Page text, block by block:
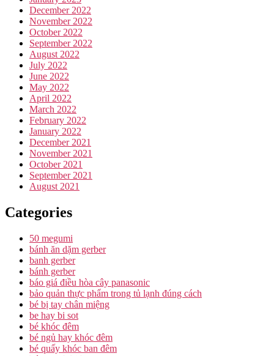
December 2022
November 2022
October 2022
September 2022
August 2022
July 2022
June 2022
May 2022
April 2022
March 2022
February 2022
January 2022
December 2021
November 2021
October 2021
September 2021
August 2021
Categories
50 megumi
bánh ăn dặm gerber
banh gerber
bánh gerber
báo giá điều hòa cây panasonic
bảo quản thực phẩm trong tủ lạnh đúng cách
bé bị tay chân miệng
be hay bi sot
bé khóc đêm
bé ngủ hay khóc đêm
bé quấy khóc ban đêm